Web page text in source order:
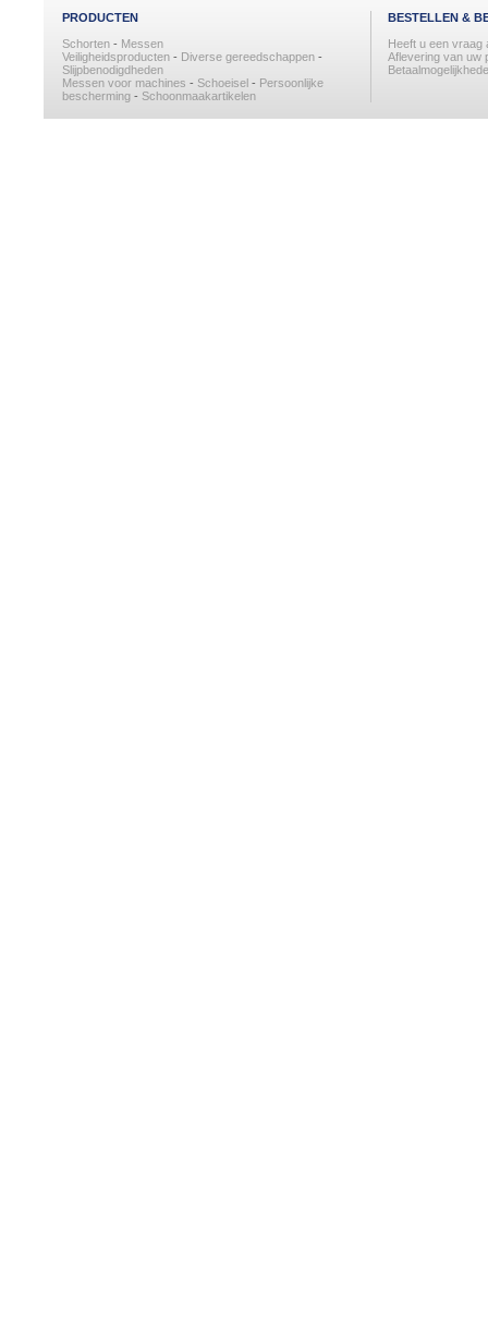
PRODUCTEN
Schorten - Messen
Veiligheidsproducten - Diverse gereedschappen -
Slijpbenodigdheden
Messen voor machines - Schoeisel - Persoonlijke
bescherming - Schoonmaakartikelen
BESTELLEN &
Heeft u een vraag
Aflevering van uw